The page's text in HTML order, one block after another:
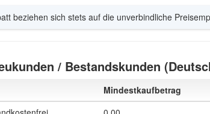
beziehen sich stets auf die unverbindliche
/ Bestandskunden
Mindestkaufbetrag